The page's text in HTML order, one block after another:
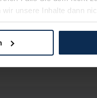
unsere Inhalte dann
Sie können die